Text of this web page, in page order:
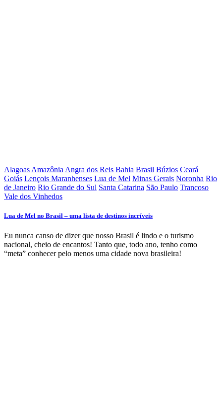
Alagoas Amazônia Angra dos Reis Bahia Brasil Búzios Ceará
Goiás Lençois Maranhenses Lua de Mel Minas Gerais Noronha Rio
de Janeiro Rio Grande do Sul Santa Catarina São Paulo Trancoso
Vale dos Vinhedos
Lua de Mel no Brasil – uma lista de destinos incríveis
Eu nunca canso de dizer que nosso Brasil é lindo e o turismo
nacional, cheio de encantos! Tanto que, todo ano, tenho como
“meta” conhecer pelo menos uma cidade nova brasileira!